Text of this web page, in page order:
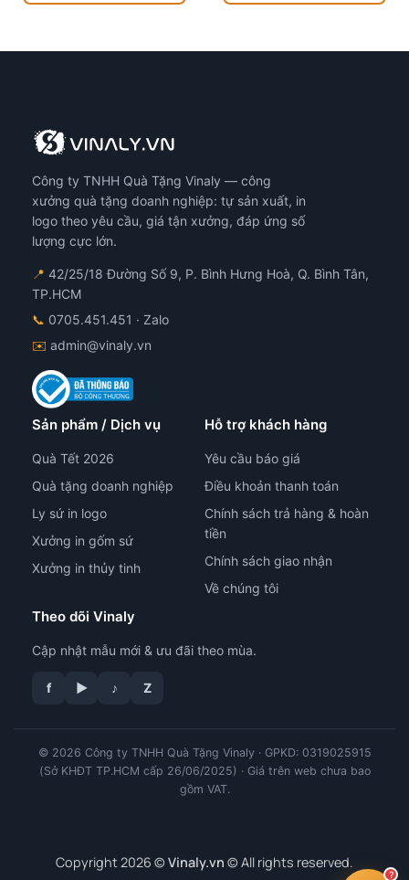
thể
được
chọn
sản
Công ty TNHH Quà Tặng Vinaly — công
xưởng quà tặng doanh nghiệp: tự sản xuất, in
logo theo yêu cầu, giá tận xưởng, đáp ứng số
lượng cực lớn.
📍 42/25/18 Đường Số 9, P. Bình Hưng Hoà, Q. Bình Tân,
TP.HCM
📞 0705.451.451 · Zalo
✉️ admin@vinaly.vn
Sản phẩm / Dịch vụ
Quà Tết 2026
Quà tặng doanh nghiệp
Ly sứ in logo
Xưởng in gốm sứ
Xưởng in thủy tinh
Hỗ trợ khách hàng
Yêu cầu báo giá
Điều khoản thanh toán
Chính sách trả hàng & hoàn
tiền
Chính sách giao nhận
Về chúng tôi
Theo dõi Vinaly
Cập nhật mẫu mới & ưu đãi theo mùa.
f ▶ ♪ Z
© 2026 Công ty TNHH Quà Tặng Vinaly · GPKD: 0319025915
(Sở KHĐT TP.HCM cấp 26/06/2025) · Giá trên web chưa bao
gồm VAT.
Copyright 2026 © Vinaly.vn © All rights reserved.
?